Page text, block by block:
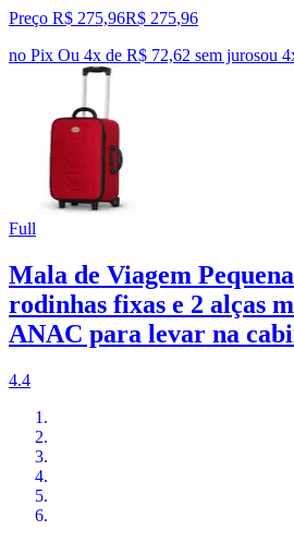
Preço R$ 275,96R$ 275,96
no Pix Ou 4x de R$ 72,62 sem jurosou 4
Full
Mala de Viagem
rodinhas fixas e 2 alças
ANAC para levar na
4.4